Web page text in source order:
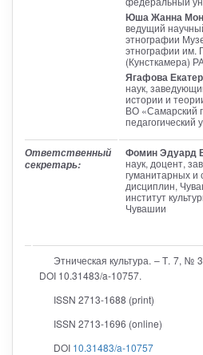
Юша Жанна
ведущий
этнографии
этнографии им.
(Кунсткамера)
Ягафова
наук,
истории и
ВО «Самарский
педагогический
Ответственный
секретарь:
Фомин Эдуард
наук, доцент,
гуманитарных и
дисциплин,
институт
Чувашии
Этническая культура. – Т. 7, №
DOI 10.31483/a-10757.
ISSN 2713-1688 (print)
ISSN 2713-1696 (online)
DOI 10.31483/a-10757